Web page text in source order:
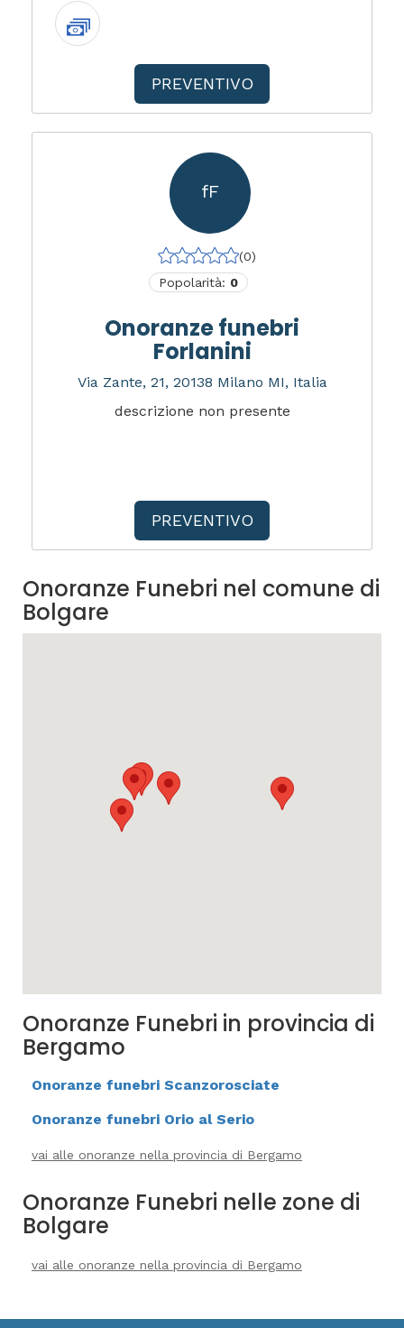
PREVENTIVO
fF
(0)
Popolarità: 0
Onoranze funebri
Forlanini
Via Zante, 21, 20138 Milano MI, Italia
descrizione non presente
PREVENTIVO
Onoranze Funebri nel comune di
Bolgare
Onoranze Funebri in provincia di
Bergamo
Onoranze funebri Scanzorosciate
Onoranze funebri Orio al Serio
vai alle onoranze nella provincia di Bergamo
Onoranze Funebri nelle zone di
Bolgare
vai alle onoranze nella provincia di Bergamo